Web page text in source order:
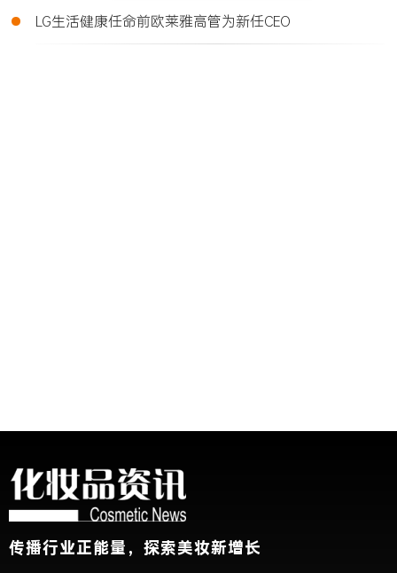
• LG生活健康任命前欧莱雅高管为新任CEO
传播行业正能量，探索美妆新增长